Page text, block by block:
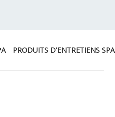
PRODUITS D'ENTRETIENS SPA